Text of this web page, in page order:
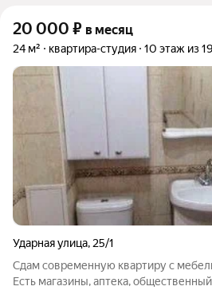
20 000 ₽ в месяц
24 м² квартира-студия 10 этаж из 19
Ударная улица, 25/1
Сдам современную квартиру с
Есть магазины, аптека,